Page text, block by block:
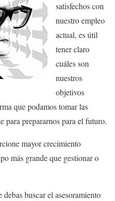
satisfechos con
nuestro empleo
actual, es útil
tener claro
cuáles son
nuestros
objetivos
que podamos tomar las
para prepararnos para el futuro.
mayor crecimiento
más grande que gestionar o
buscar el asesoramiento